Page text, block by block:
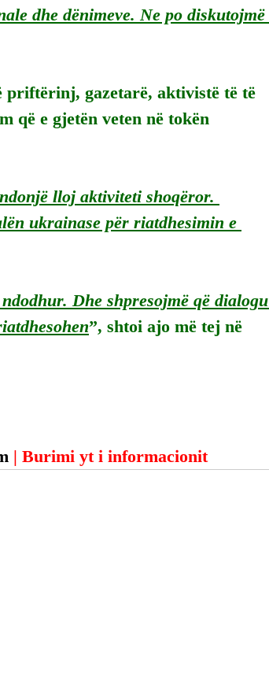
dhe dënimeve. Ne po diskutojmë
priftërinj, gazetarë, aktivistë të të
që e gjetën veten në tokën
lloj aktiviteti shoqëror.
ukrainase për riatdhesimin e
Dhe shpresojmë që dialogu
”, shtoi ajo më tej në
| Burimi yt i informacionit